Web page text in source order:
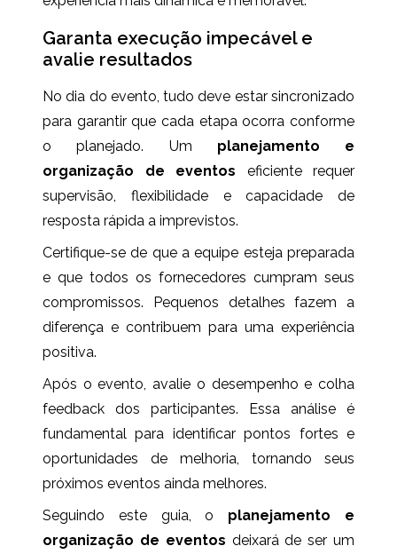
Garanta execução impecável e
avalie resultados
No dia do evento, tudo deve estar sincronizado
para garantir que cada etapa ocorra conforme
o planejado. Um planejamento e
organização de eventos eficiente requer
supervisão, flexibilidade e capacidade de
resposta rápida a imprevistos.
Certifique-se de que a equipe esteja preparada
e que todos os fornecedores cumpram seus
compromissos. Pequenos detalhes fazem a
diferença e contribuem para uma experiência
positiva.
Após o evento, avalie o desempenho e colha
feedback dos participantes. Essa análise é
fundamental para identificar pontos fortes e
oportunidades de melhoria, tornando seus
próximos eventos ainda melhores.
Seguindo este guia, o planejamento e
organização de eventos deixará de ser um